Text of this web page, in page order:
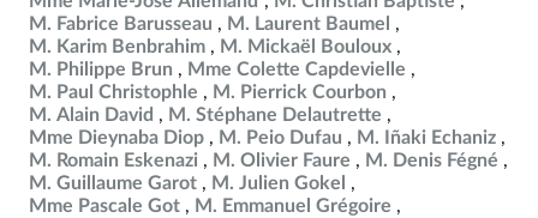
M. Fabrice Barusseau
M. Laurent Baumel
M. Karim Benbrahim
M. Mickaël Bouloux
M. Philippe Brun
Mme Colette Capdevielle
M. Paul Christophle
M. Pierrick Courbon
M. Alain David
M. Stéphane Delautrette
Mme Dieynaba Diop
M. Peio Dufau
M. Iñaki Echaniz
M. Romain Eskenazi
M. Olivier Faure
M. Denis Fégné
M. Guillaume Garot
M. Julien Gokel
Mme Pascale Got
M. Emmanuel Grégoire